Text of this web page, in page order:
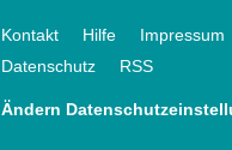
Kontakt Hilfe Impressum
Datenschutz
RSS
Ändern